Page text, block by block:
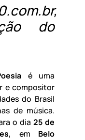
do
é uma
e compositor
do Brasil
de música.
o dia25 de
em Belo